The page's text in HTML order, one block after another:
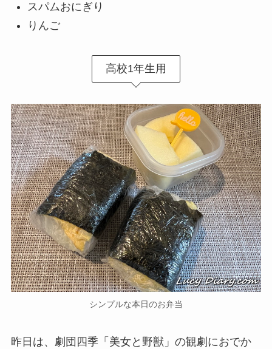
スパムおにぎり
りんご
高校1年生用
シンプルな本日のお弁当
昨日は、劇団四季「美女と野獣」の観劇におでか